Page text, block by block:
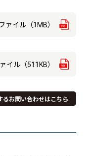
ァイル（1MB）
イル（511KB）
るお問い合わせはこちら